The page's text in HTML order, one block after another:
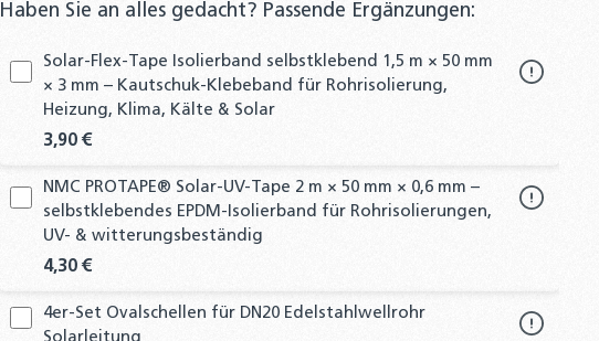
Haben Sie an alles gedacht? Passende Ergänzungen:
Solar-Flex-Tape Isolierband selbstklebend 1,5 m × 50 mm
× 3 mm – Kautschuk-Klebeband für Rohrisolierung,
Heizung, Klima, Kälte & Solar
3,90 €
NMC PROTAPE® Solar-UV-Tape 2 m × 50 mm × 0,6 mm –
selbstklebendes EPDM-Isolierband für Rohrisolierungen,
UV- & witterungsbeständig
4,30 €
4er-Set Ovalschellen für DN20 Edelstahlwellrohr